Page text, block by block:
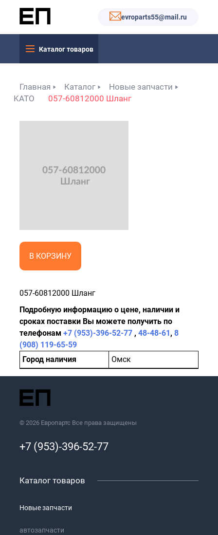
evroparts55@mail.ru
Каталог товаров
Главная Каталог
Новые запчасти
KATO
057-60812000 Шланг
В КОРЗИНУ
057-60812000 Шланг
Подробную информацию о цене, наличии и
сроках поставки Вы можете получить по
телефонам +7 (953)-396-52-77 , 48-48-61, 8
(908) 119-65-59
Город наличия
Омск
© 2026 Европартс Все права защищены
+7 (953)-396-52-77
Каталог товаров
Новые запчасти
автозапчасти